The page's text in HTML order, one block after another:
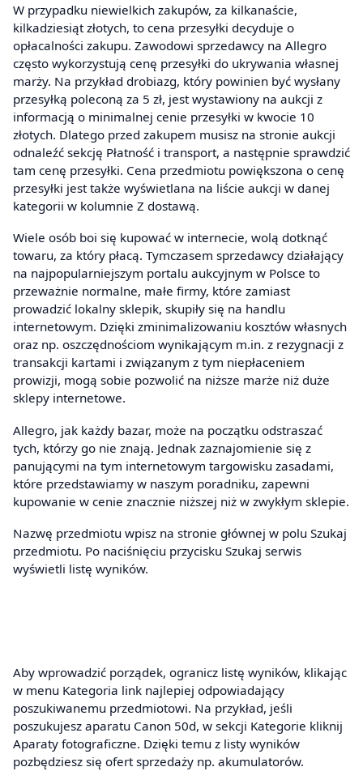
W przypadku niewielkich zakupów, za kilkanaście,
kilkadziesiąt złotych, to cena przesyłki decyduje o
opłacalności zakupu. Zawodowi sprzedawcy na Allegro
często wykorzystują cenę przesyłki do ukrywania własnej
marży. Na przykład drobiazg, który powinien być wysłany
przesyłką poleconą za 5 zł, jest wystawiony na aukcji z
informacją o minimalnej cenie przesyłki w kwocie 10
złotych. Dlatego przed zakupem musisz na stronie aukcji
odnaleźć sekcję Płatność i transport, a następnie sprawdzić
tam cenę przesyłki. Cena przedmiotu powiększona o cenę
przesyłki jest także wyświetlana na liście aukcji w danej
kategorii w kolumnie Z dostawą.
Wiele osób boi się kupować w internecie, wolą dotknąć
towaru, za który płacą. Tymczasem sprzedawcy działający
na najpopularniejszym portalu aukcyjnym w Polsce to
przeważnie normalne, małe firmy, które zamiast
prowadzić lokalny sklepik, skupiły się na handlu
internetowym. Dzięki zminimalizowaniu kosztów własnych
oraz np. oszczędnościom wynikającym m.in. z rezygnacji z
transakcji kartami i związanym z tym niepłaceniem
prowizji, mogą sobie pozwolić na niższe marże niż duże
sklepy internetowe.
Allegro, jak każdy bazar, może na początku odstraszać
tych, którzy go nie znają. Jednak zaznajomienie się z
panującymi na tym internetowym targowisku zasadami,
które przedstawiamy w naszym poradniku, zapewni
kupowanie w cenie znacznie niższej niż w zwykłym sklepie.
Nazwę przedmiotu wpisz na stronie głównej w polu Szukaj
przedmiotu. Po naciśnięciu przycisku Szukaj serwis
wyświetli listę wyników.
Aby wprowadzić porządek, ogranicz listę wyników, klikając
w menu Kategoria link najlepiej odpowiadający
poszukiwanemu przedmiotowi. Na przykład, jeśli
poszukujesz aparatu Canon 50d, w sekcji Kategorie kliknij
Aparaty fotograficzne. Dzięki temu z listy wyników
pozbędziesz się ofert sprzedaży np. akumulatorów.